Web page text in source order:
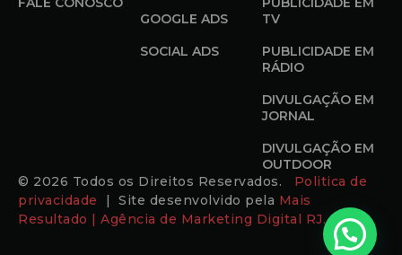
GOOGLE ADS
SOCIAL ADS
TV
PUBLICIDADE EM
RÁDIO
DIVULGAÇÃO EM
JORNAL
DIVULGAÇÃO EM
OUTDOOR
© 2026 Todos os Direitos Reservados. Politica de
privacidade
| Site desenvolvido pela Mais
Resultado | Agência de Marketing Digital RJ.